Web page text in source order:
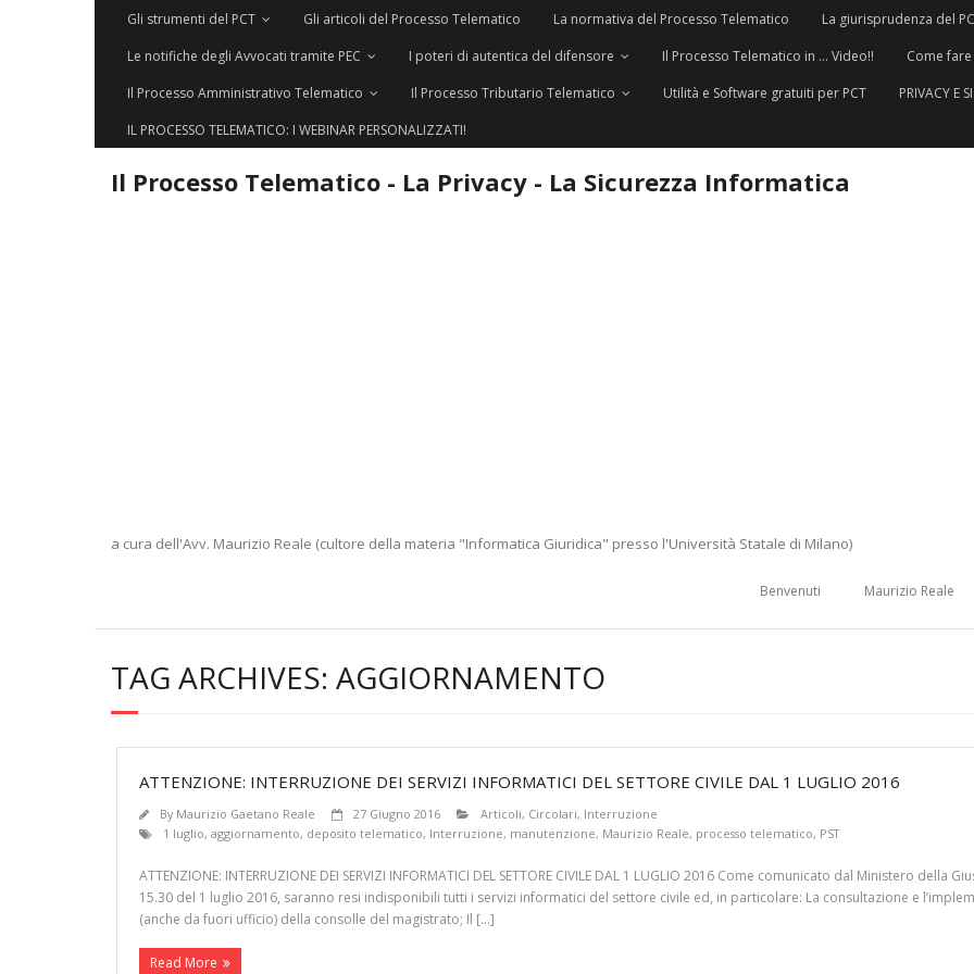
Gli strumenti del PCT Gli articoli del Processo Telematico La normativa del Processo Telematico
La giurisprudenza del
Le notifiche degli Avvocati tramite PEC
I poteri di autentica del difensore Il Processo Telematico in … Video!!
Come
Il Processo Amministrativo Telematico
Il Processo Tributario Telematico Utilità e Software gratuiti per PCT
PRIVACY E
IL PROCESSO TELEMATICO: I WEBINAR PERSONALIZZATI!
Il Processo Telematico - La Privacy - La Sicurezza Informatica
a cura dell'Avv. Maurizio Reale (cultore della materia "Informatica Giuridica" presso l'Università Statale di Milano)
Benvenuti Maurizio Reale
TAG ARCHIVES: AGGIORNAMENTO
ATTENZIONE: INTERRUZIONE DEI SERVIZI INFORMATICI DEL SETTORE CIVILE DAL 1 LUGLIO 2016
By Maurizio Gaetano Reale 27 Giugno 2016 Articoli, Circolari, Interruzione
1 luglio, aggiornamento, deposito telematico, Interruzione, manutenzione, Maurizio Reale, processo telematico, PST
ATTENZIONE: INTERRUZIONE DEI SERVIZI INFORMATICI DEL SETTORE CIVILE DAL 1 LUGLIO 2016 Come comunicato dal Ministero
15.30 del 1 luglio 2016, saranno resi indisponibili tutti i servizi informatici del settore civile ed, in particolare: La consultazione e
(anche da fuori ufficio) della consolle del magistrato; Il […]
Read More